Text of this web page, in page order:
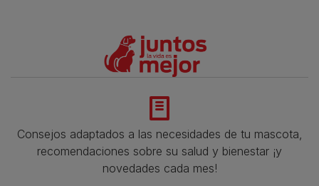
Consejos adaptados a las necesidades de tu mascota,
recomendaciones sobre su salud y bienestar ¡y
novedades cada mes!